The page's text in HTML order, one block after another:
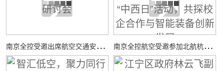
南
京全控受邀出席航空交通安全与适航技术研讨会 南
京全控航空受邀参加北航杭州国际校园“中西日”活动，共探校企合作与智能装备创新发展